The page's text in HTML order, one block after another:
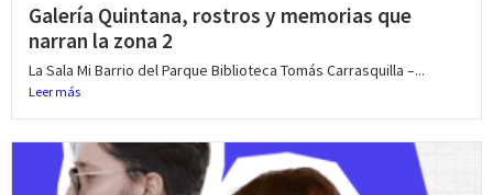
Galería Quintana, rostros y memorias que
narran la zona 2
La Sala Mi Barrio del Parque Biblioteca Tomás Carrasquilla –...
Leer más